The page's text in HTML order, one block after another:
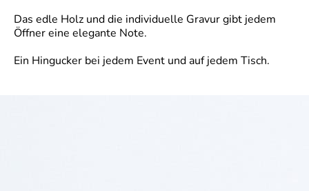
Das edle Holz und die individuelle Gravur gibt jedem
Öffner eine elegante Note.
Ein Hingucker bei jedem Event und auf jedem Tisch.